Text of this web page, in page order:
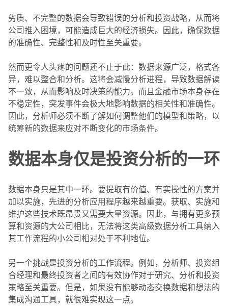
劣质、不完整的数据会导致错误的分析和投资战略，从而将
公司推入困境，可能造成巨大的经济损失。因此，确保数据
的准确性、完整性和及时性至关重要。
然而更令人头疼的问题还不止于此：数据来源广泛，格式各
异，难以整合和分析。这将会减慢分析进程，导致数据解读
不一致，从而影响及时决策的能力。而且金融市场本身存在
不稳定性，突发事件会极大地影响数据的相关性和准确性。
因此，分析师必须不断了解如何调整他们的模型和策略，以
统筹新的数据来应对不断变化的市场条件。
数据本身仅是投资分析的一环
数据本身只是其中一环。要提取有价值、有实操性的方案并
加以实施，先进的分析应用程序越来越重要。获取、实施和
维护这些技术既昂贵又需要大量资源。因此，与拥有更多预
算和资源的大公司相比，无法将这类高级数据分析工具纳入
其工作流程的小公司相对处于不利地位。
另一个挑战是投资分析的工作流程。例如，分析师、投资组
合经理和最终投资者之间的有效协作对于研究、分析和投资
策略至关重要。但是，如果没有能够动态交换数据和想法的
集成沟通工具，就很难实现这一点。